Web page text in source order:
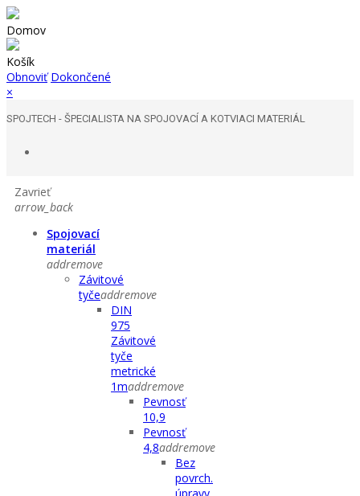
Domov
Košík
Obnoviť Dokončené
×
SPOJTECH - ŠPECIALISTA NA SPOJOVACÍ A KOTVIACI MATERIÁL
Zavrieť
arrow_back
Spojovací
materiál
addremove
Závitové
tyčeaddremove
DIN
975
Závitové
tyče
metrické
1maddremove
Pevnosť
10,9
Pevnosť
4,8addremove
Bez
povrch.